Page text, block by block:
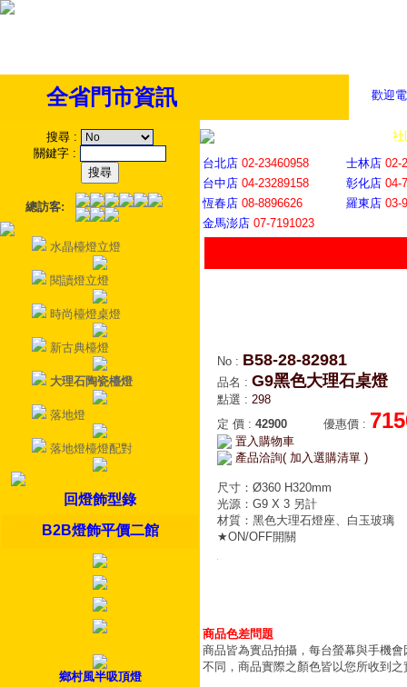
歡迎
全省門市資訊
搜尋 :
關鍵字 :
總訪客:
水晶檯燈立燈
閱讀燈立燈
時尚檯燈桌燈
新古典檯燈
大理石陶瓷檯燈
落地燈
落地燈檯燈配對
回燈飾型錄
B2B燈飾平價二館
鄉村風半吸頂燈
社
台北店 02-23460958 士林店 02-
台中店 04-23289158 彰化店 04-
恆春店 08-8896626 羅東店 03-
金馬澎店 07-7191023
No : B58-28-82981
品名 : G9黑色大理石桌燈
點選 : 298
定 價 : 42900 優惠價 :
置入購物車
產品洽詢( 加入選購清單 )
尺寸：Ø360 H320mm
光源：G9 X 3 另計
材質：黑色大理石燈座、白玉玻璃
★ON/OFF開關
商品色差問題
商品皆為實品拍攝，每台螢幕與手機
不同，商品實際之顏色皆以您所收到之